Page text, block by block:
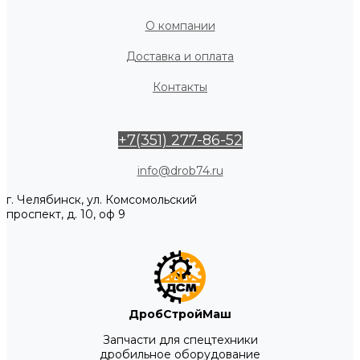
О компании
Доставка и оплата
Контакты
+7(351) 277-86-52
info@drob74.ru
г. Челябинск, ул. Комсомольский
проспект, д. 10, оф 9
ДробСтройМаш
Запчасти для спецтехники
дробильное оборудование